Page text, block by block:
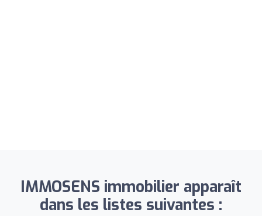
IMMOSENS immobilier apparaît
dans les listes suivantes :